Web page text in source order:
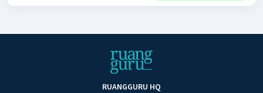
RUANGGURU HQ